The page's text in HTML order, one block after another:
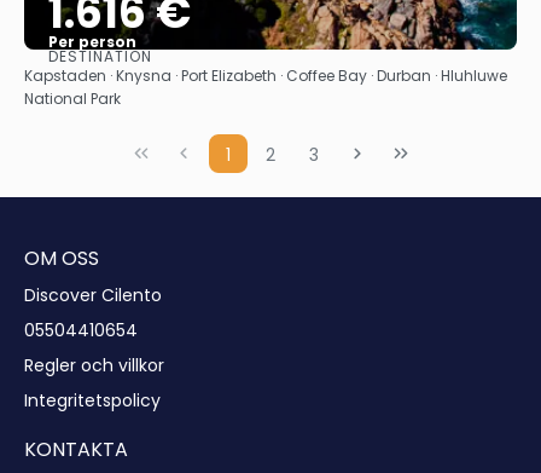
1.616 €
Per person
Se
DESTINATION
Kapstaden · Knysna · Port Elizabeth · Coffee Bay · Durban · Hluhluwe
National Park
1 2 3
OM OSS
Discover Cilento
05504410654
Regler och villkor
Integritetspolicy
KONTAKTA